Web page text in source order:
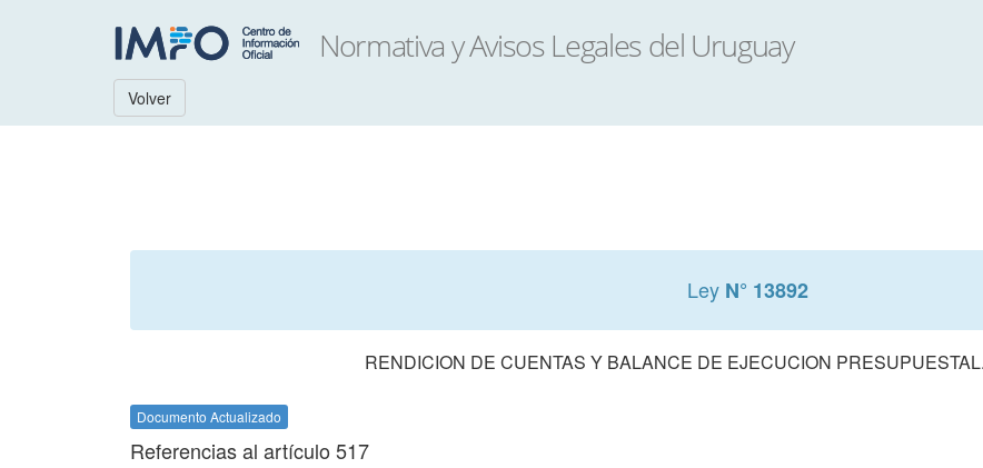
Volver
Ley N° 13892
RENDICION DE CUENTAS Y BALANCE DE EJECUCION
Documento Actualizado
Referencias al artículo 517